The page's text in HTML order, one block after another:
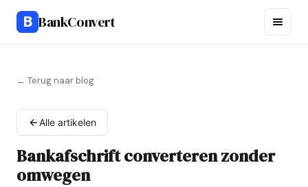
B BankConvert
← Terug naar blog
Alle artikelen
Bankafschrift converteren zonder
omwegen